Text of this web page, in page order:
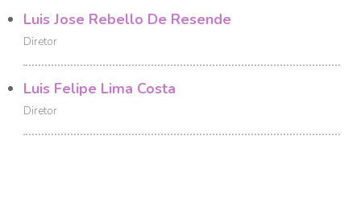
Luis Jose Rebello De Resende
Diretor
Luis Felipe Lima Costa
Diretor